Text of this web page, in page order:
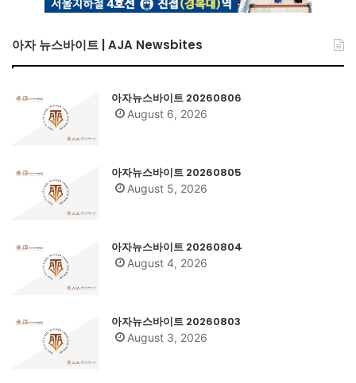
아자 뉴스바이트 | AJA Newsbites
아자뉴스바이트 20260806
August 6, 2026
아자뉴스바이트 20260805
August 5, 2026
아자뉴스바이트 20260804
August 4, 2026
아자뉴스바이트 20260803
August 3, 2026